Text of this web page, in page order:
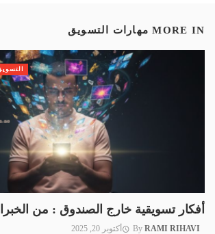
MORE IN مهارات التسويق
أفكار تسويقية خارج الصندوق : من الخبراء
By RAMI RIHAVI أكتوبر 20, 2025